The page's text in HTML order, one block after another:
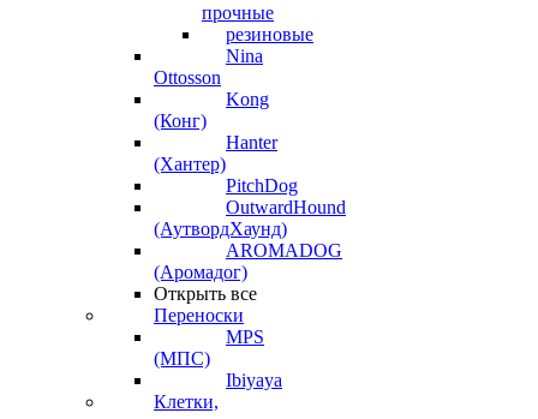
прочные
резиновые
Nina
Ottosson
Kong
(Конг)
Hanter
(Хантер)
PitchDog
OutwardHound
(АутвордХаунд)
AROMADOG
(Аромадог)
Открыть все
Переноски
MPS
(МПС)
Ibiyaya
Клетки,